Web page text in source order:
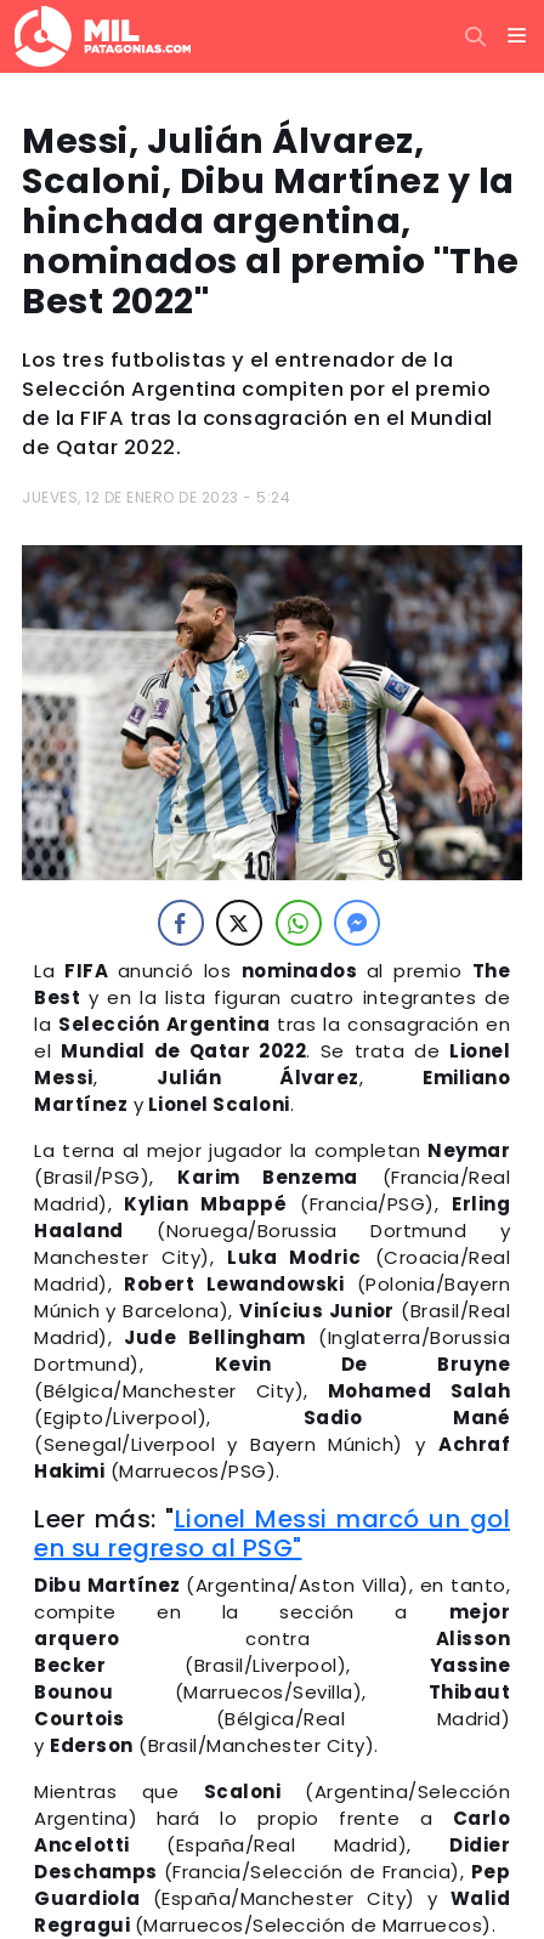
Messi, Julián Álvarez,
Scaloni, Dibu Martínez y la
hinchada argentina,
nominados al premio ''The
Best 2022''
Los tres futbolistas y el entrenador de la
Selección Argentina compiten por el premio
de la FIFA tras la consagración en el Mundial
de Qatar 2022.
JUEVES, 12 DE ENERO DE 2023 - 5:24
La FIFA anunció los nominados al premio The
Best y en la lista figuran cuatro integrantes de
la Selección Argentina tras la consagración en
el Mundial de Qatar 2022. Se trata de Lionel
Messi, Julián Álvarez, Emiliano
Martínez y Lionel Scaloni.
La terna al mejor jugador la completan Neymar
(Brasil/PSG), Karim Benzema (Francia/Real
Madrid), Kylian Mbappé (Francia/PSG), Erling
Haaland (Noruega/Borussia Dortmund y
Manchester City), Luka Modric (Croacia/Real
Madrid), Robert Lewandowski (Polonia/Bayern
Múnich y Barcelona),Vinícius Junior (Brasil/Real
Madrid), Jude Bellingham (Inglaterra/Borussia
Dortmund), Kevin De Bruyne
(Bélgica/Manchester City), Mohamed Salah
(Egipto/Liverpool), Sadio Mané
(Senegal/Liverpool y Bayern Múnich) y Achraf
Hakimi (Marruecos/PSG).
Leer más: "Lionel Messi marcó un gol
en su regreso al PSG"
Dibu Martínez (Argentina/Aston Villa), en tanto,
compite en la sección a mejor
arquero contra Alisson
Becker (Brasil/Liverpool), Yassine
Bounou (Marruecos/Sevilla), Thibaut
Courtois (Bélgica/Real Madrid)
y Ederson (Brasil/Manchester City).
Mientras que Scaloni (Argentina/Selección
Argentina)
hará lo propio frente a Carlo
Ancelotti (España/Real Madrid), Didier
Deschamps (Francia/Selección de Francia), Pep
Guardiola (España/Manchester City) y Walid
Regragui (Marruecos/Selección de Marruecos).